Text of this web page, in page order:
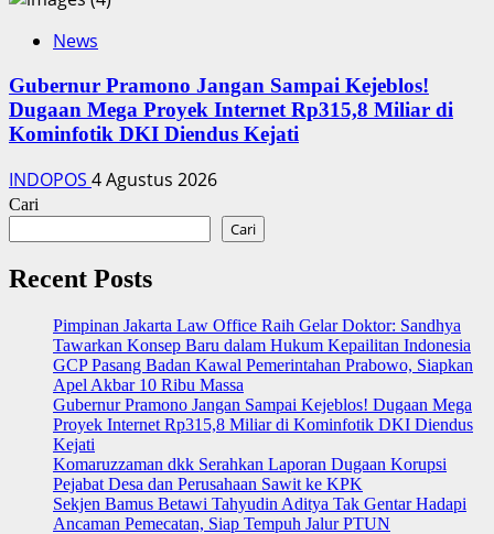
News
Gubernur Pramono Jangan Sampai Kejeblos!
Dugaan Mega Proyek Internet Rp315,8 Miliar di
Kominfotik DKI Diendus Kejati
INDOPOS 4 Agustus 2026
Cari
Cari
Recent Posts
Pimpinan Jakarta Law Office Raih Gelar Doktor: Sandhya
Tawarkan Konsep Baru dalam Hukum Kepailitan Indonesia
‎GCP Pasang Badan Kawal Pemerintahan Prabowo, Siapkan
Apel Akbar 10 Ribu Massa
Gubernur Pramono Jangan Sampai Kejeblos! Dugaan Mega
Proyek Internet Rp315,8 Miliar di Kominfotik DKI Diendus
Kejati
Komaruzzaman dkk Serahkan Laporan Dugaan Korupsi
Pejabat Desa dan Perusahaan Sawit ke KPK
‎Sekjen Bamus Betawi Tahyudin Aditya Tak Gentar Hadapi
Ancaman Pemecatan, Siap Tempuh Jalur PTUN